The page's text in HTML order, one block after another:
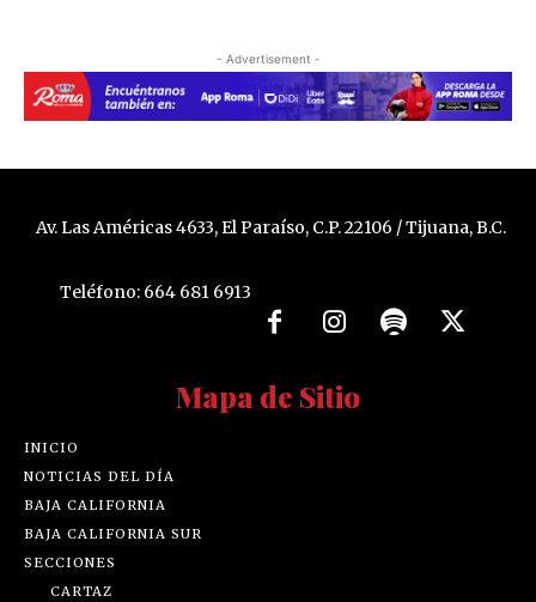
- Advertisement -
Av. Las Américas 4633, El Paraíso, C.P. 22106 / Tijuana, B.C.
Teléfono: 664 681 6913
Mapa de Sitio
INICIO
NOTICIAS DEL DÍA
BAJA CALIFORNIA
BAJA CALIFORNIA SUR
SECCIONES
CARTAZ